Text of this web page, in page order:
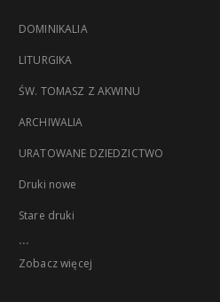
DOMINIKALIA
LITURGIKA
ŚW. TOMASZ Z AKWINU
ARCHIWALIA
URATOWANE DZIEDZICTWO
Druki nowe
Stare druki
...
Zobacz więcej